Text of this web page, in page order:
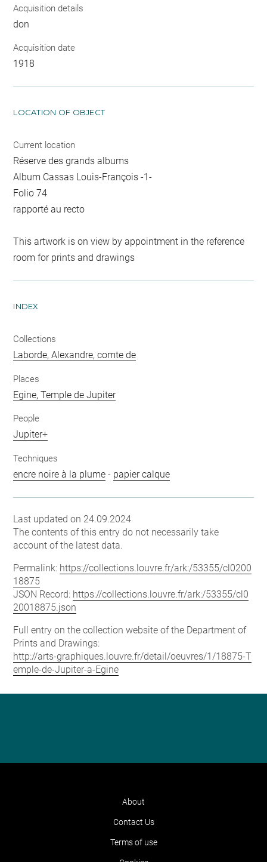
Acquisition details
don
Acquisition date
1918
LOCATION OF OBJECT
Current location
Réserve des grands albums
Album Cassas Louis-François -1-
Folio 74
rapporté au recto
This artwork is on view by appointment in the reference
room for prints and drawings
INDEX
Collections
Laborde, Alexandre, comte de
Places
Egine, Temple de Jupiter
People
Jupiter+
Techniques
encre noire à la plume - papier calque
Last updated on 24.09.2024
The contents of this entry do not necessarily take
account of the latest data.
Permalink: https://collections.louvre.fr/ark:/53355/cl0200
18875
JSON Record: https://collections.louvre.fr/ark:/53355/cl0
20018875.json
Full entry on the collection website of the Department of
Prints and Drawings:
http://arts-graphiques.louvre.fr/detail/oeuvres/1/18875-T
emple-de-Jupiter-a-Egine
About
Contact Us
Terms of use